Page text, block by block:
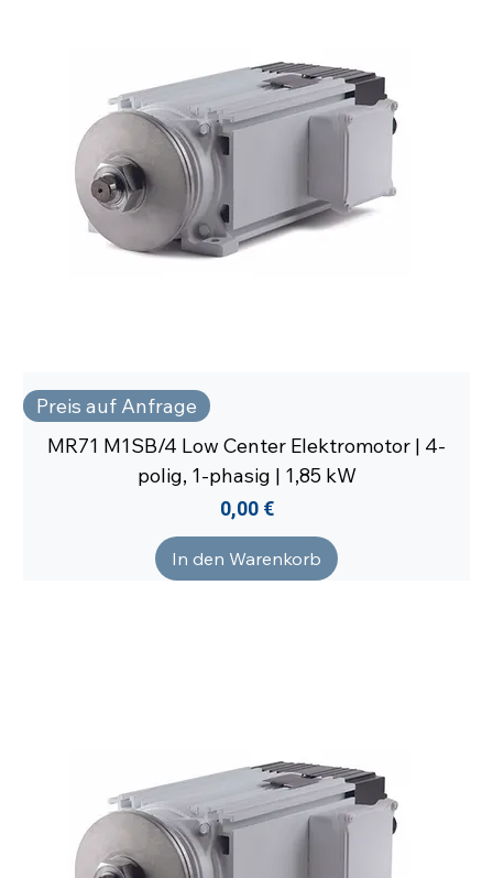
Preis auf Anfrage
MR71 M1SB/4 Low Center Elektromotor | 4-
polig, 1-phasig | 1,85 kW
Preis
0,00 €
In den Warenkorb